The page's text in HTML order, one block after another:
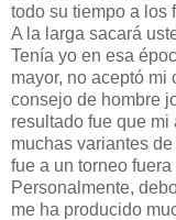
todo su tiempo a los
A la larga sacará
Tenía yo en esa
mayor, no aceptó mi
consejo de hombre
resultado fue que
muchas variantes
fue a un torneo
Personalmente,
me ha producido